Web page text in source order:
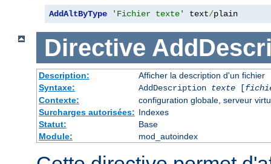
AddAltByType 'Fichier texte' text/plain
Directive
Description:
Afficher la description d'un fichier
Syntaxe:
AddDescription texte[
Contexte:
configuration globale, serveur
Surcharges autorisées: Indexes
Statut:
Base
Module:
mod_autoindex